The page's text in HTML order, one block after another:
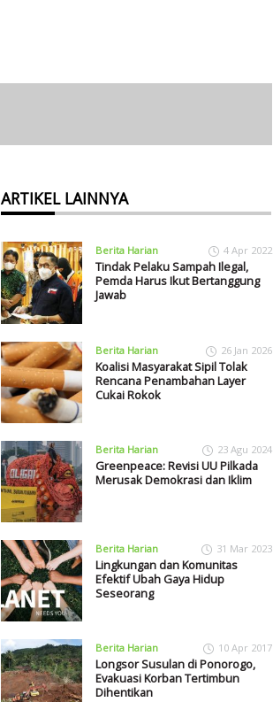
ARTIKEL LAINNYA
Berita Harian 4 Apr 2022
Tindak Pelaku Sampah Ilegal,
Pemda Harus Ikut Bertanggung
Jawab
Berita Harian 26 Jan 2026
Koalisi Masyarakat Sipil Tolak
Rencana Penambahan Layer
Cukai Rokok
Berita Harian 23 Agu 2024
Greenpeace: Revisi UU Pilkada
Merusak Demokrasi dan Iklim
Berita Harian 31 Mar 2023
Lingkungan dan Komunitas
Efektif Ubah Gaya Hidup
Seseorang
Berita Harian 10 Apr 2017
Longsor Susulan di Ponorogo,
Evakuasi Korban Tertimbun
Dihentikan